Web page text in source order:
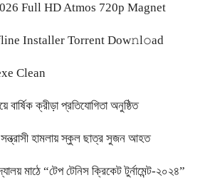
Full HD Atmos 720p Magnet
Installer Torrent Dow𝚗l𝚘аd
Clean
বার্ষিক ক্রীড়া প্রতিযোগিতা অনুষ্ঠিত
সন্ত্রাসী হামলায় স্কুল ছাত্র সুজন আহত
মাঠে “টেপ টেনিস ক্রিকেট টুর্নামেন্ট-২০২৪”